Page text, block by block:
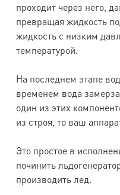
проходит через него,
превращая жидкость
жидкость с низким
температурой.
На последнем этапе
временем вода
один из этих
из строя, то ваш
Это простое в
починить
производить лед.